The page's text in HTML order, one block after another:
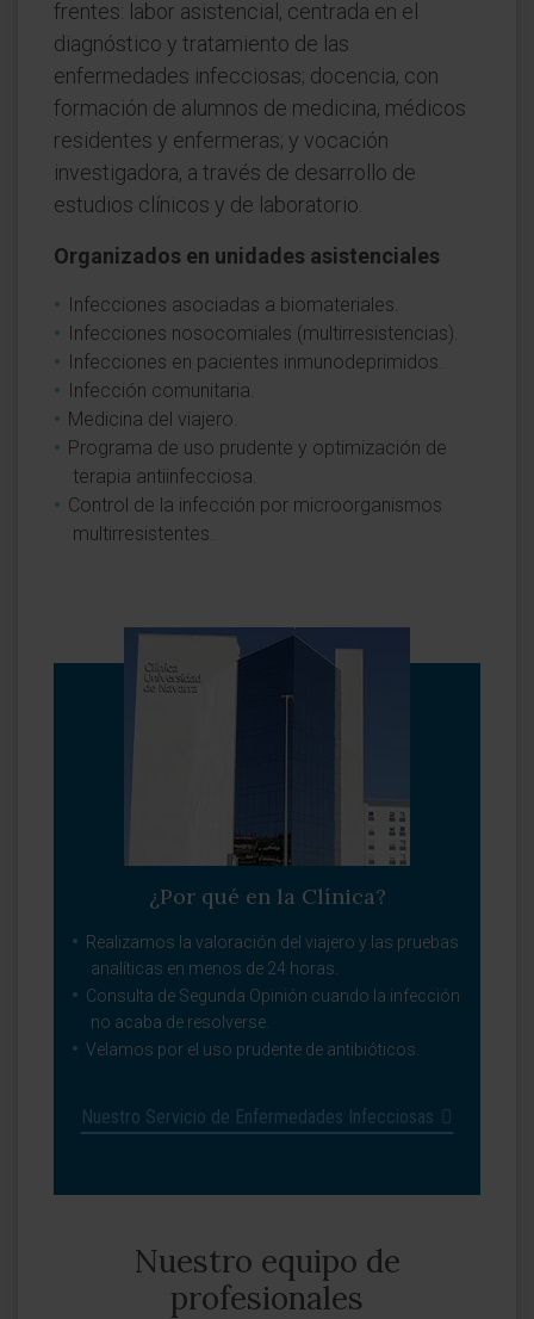
frentes: labor asistencial, centrada en el
diagnóstico y tratamiento de las
enfermedades infecciosas; docencia, con
formación de alumnos de medicina, médicos
residentes y enfermeras; y vocación
investigadora, a través de desarrollo de
estudios clínicos y de laboratorio.
Organizados en unidades asistenciales
Infecciones asociadas a biomateriales.
Infecciones nosocomiales (multirresistencias).
Infecciones en pacientes inmunodeprimidos.
Infección comunitaria.
Medicina del viajero.
Programa de uso prudente y optimización de
terapia antiinfecciosa.
Control de la infección por microorganismos
multirresistentes.
¿Por qué en la Clínica?
Realizamos la valoración del viajero y las pruebas
analíticas en menos de 24 horas.
Consulta de Segunda Opinión cuando la infección
no acaba de resolverse.
Velamos por el uso prudente de antibióticos.
Nuestro Servicio de Enfermedades Infecciosas
Nuestro equipo de
profesionales